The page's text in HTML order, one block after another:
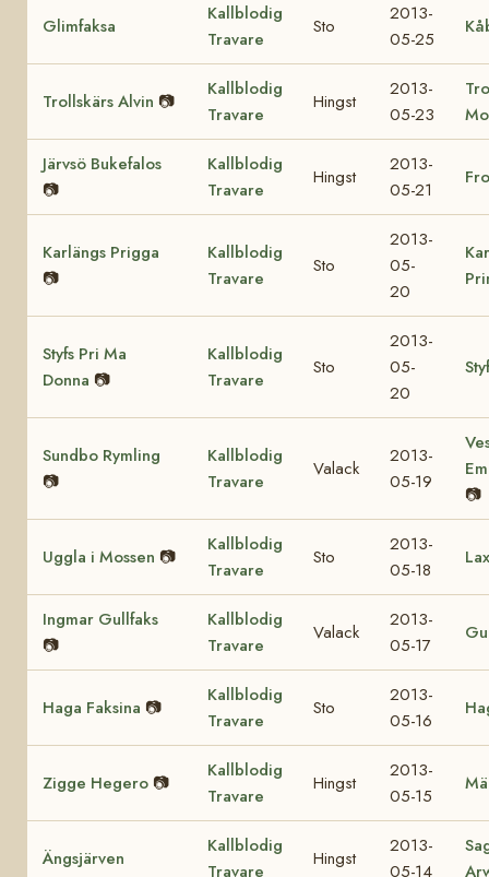
Glimfaksa
Kallblodig
Travare
Sto
2013-
05-25
Trollskärs Alvin 📷
Kallblodig
Travare
Hingst
2013-
05-23
Järvsö Bukefalos
📷
Kallblodig
Travare
Hingst
2013-
05-21
Karlängs Prigga
📷
Kallblodig
Travare
Sto
2013-
05-
20
Styfs Pri Ma
Donna 📷
Kallblodig
Travare
Sto
2013-
05-
20
Sundbo Rymling
📷
Kallblodig
Travare
Valack
2013-
05-19
📷
Uggla i Mossen 📷
Kallblodig
Travare
Sto
2013-
05-18
Ingmar Gullfaks
📷
Kallblodig
Travare
Valack
2013-
05-17
Haga Faksina 📷
Kallblodig
Travare
Sto
2013-
05-16
Zigge Hegero 📷
Kallblodig
Travare
Hingst
2013-
05-15
Ängsjärven
Kallblodig
Travare
Hingst
2013-
05-14